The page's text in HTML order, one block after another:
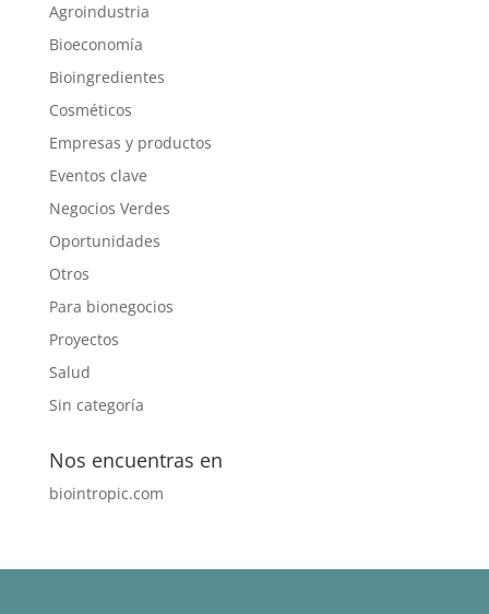
Agroindustria
Bioeconomía
Bioingredientes
Cosméticos
Empresas y productos
Eventos clave
Negocios Verdes
Oportunidades
Otros
Para bionegocios
Proyectos
Salud
Sin categoría
Nos encuentras en
biointropic.com